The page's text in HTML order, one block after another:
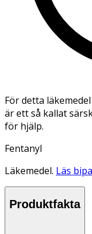
För detta
är ett så kallat
för hjälp.
Fentanyl
Läkemedel. Läs
Produktfakta